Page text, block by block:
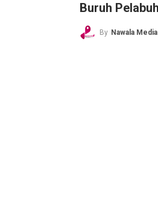
Buruh
By Nawala Media